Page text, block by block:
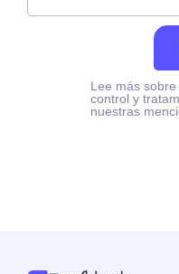
Lee más
control y
nuestras